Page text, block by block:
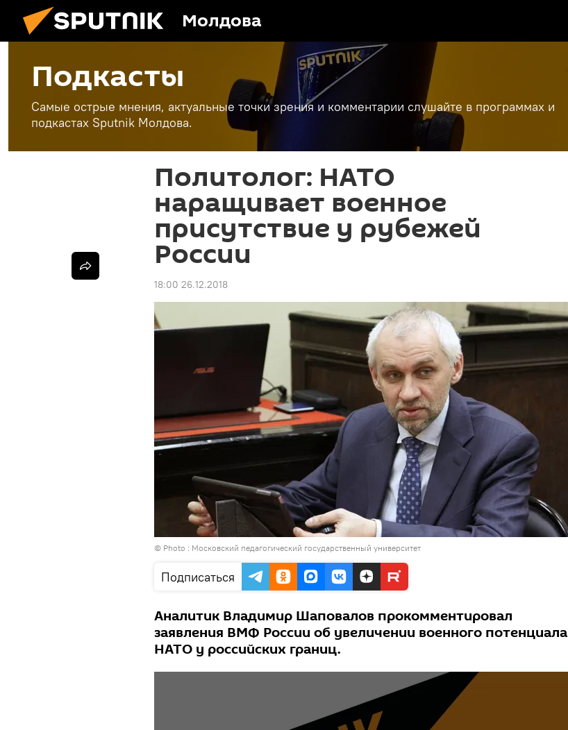
Молдова
Подкасты
Самые острые мнения, актуальные точки зрения и комментарии слушайте в программах и
подкастах Sputnik Молдова.
Политолог: НАТО
наращивает военное
присутствие у рубежей
России
18:00 26.12.2018
© Photo : Московский педагогический государственный университет
Подписаться
Аналитик Владимир Шаповалов прокомментировал
заявления ВМФ России об увеличении военного потенциала
НАТО у российских границ.